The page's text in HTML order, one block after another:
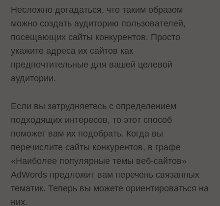
Несложно догадаться, что таким образом
можно создать аудиторию пользователей,
посещающих сайты конкурентов. Просто
укажите адреса их сайтов как
предпочтительные для вашей целевой
аудитории.
Если вы затрудняетесь с определением
подходящих интересов, то этот способ
поможет вам их подобрать. Когда вы
перечислите сайты конкурентов, в графе
«Наиболее популярные темы веб-сайтов»
AdWords предложит вам перечень связанных
тематик. Теперь вы можете ориентироваться на
них.